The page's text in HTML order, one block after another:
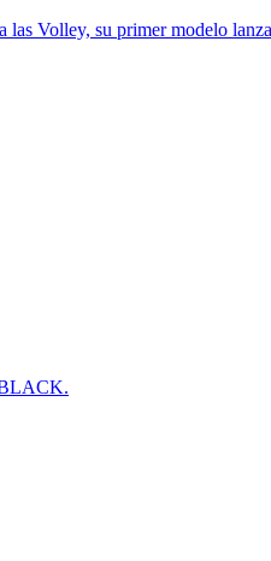
las Volley, su primer modelo